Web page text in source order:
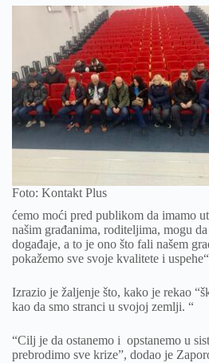
Foto: Kontakt Plus
ćemo moći pred publikom da imamo
našim građanima, roditeljima, mogu
događaje, a to je ono što fali našem
pokažemo sve svoje kvalitete i
Izrazio je žaljenje što, kako je rekao
kao da smo stranci u svojoj zemlji. “
“Cilj je da ostanemo i opstanemo u
prebrodimo sve krize”, dodao je